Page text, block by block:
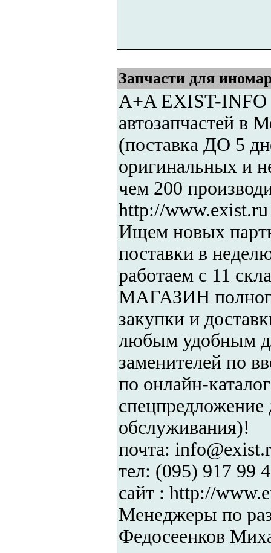
Запчасти для
A+A EXIST-
автозапчастей в
(поставка ДО 5
оригинальных и
чем 200
http://www.exist.ru
Ищем новых
поставки в
работаем с 11
МАГАЗИН
закупки и
любым удобным
заменителей по
по онлайн-
обслуживания)!
почта:
тел: (095) 917 99
сайт : http://
Менеджеры по
Федосеенков